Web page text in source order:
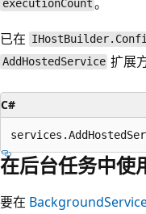
executionCount
已在
AddHostedService 扩展
C#
在后台任务中使
要在